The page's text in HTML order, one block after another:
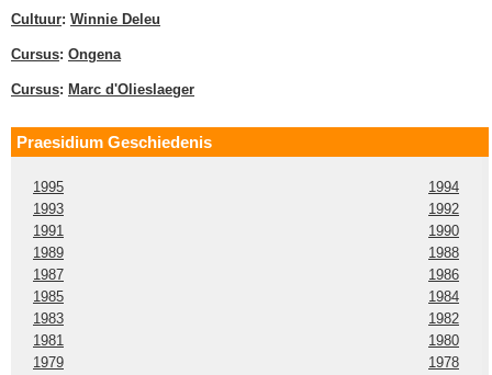
Cultuur: Winnie Deleu
Cursus: Ongena
Cursus: Marc d'Olieslaeger
Praesidium Geschiedenis
1995
1994
1993
1992
1991
1990
1989
1988
1987
1986
1985
1984
1983
1982
1981
1980
1979
1978